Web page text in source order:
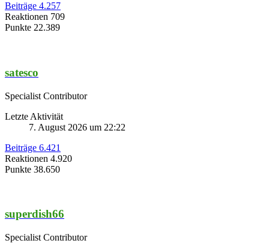
Beiträge 4.257
Reaktionen 709
Punkte 22.389
satesco
Specialist Contributor
Letzte Aktivität
7. August 2026 um 22:22
Beiträge 6.421
Reaktionen 4.920
Punkte 38.650
superdish66
Specialist Contributor